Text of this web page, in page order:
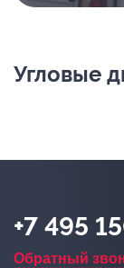
Угловые
+7 495
Обратный